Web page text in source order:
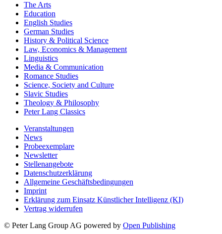
The Arts
Education
English Studies
German Studies
History & Political Science
Law, Economics & Management
Linguistics
Media & Communication
Romance Studies
Science, Society and Culture
Slavic Studies
Theology & Philosophy
Peter Lang Classics
Veranstaltungen
News
Probeexemplare
Newsletter
Stellenangebote
Datenschutzerklärung
Allgemeine Geschäftsbedingungen
Imprint
Erklärung zum Einsatz Künstlicher Intelligenz (KI)
Vertrag widerrufen
© Peter Lang Group AG powered by Open Publishing